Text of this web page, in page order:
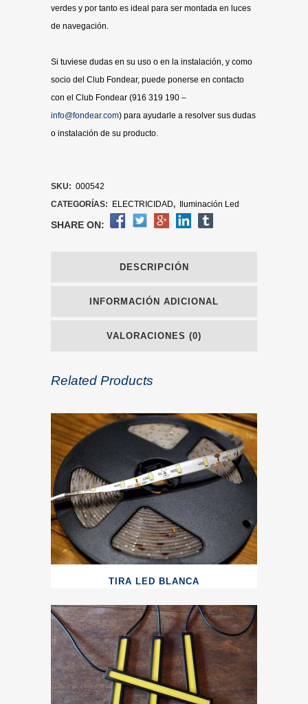
verdes y por tanto es ideal para ser montada en luces
de navegación.
Si tuviese dudas en su uso o en la instalación, y como
socio del Club Fondear, puede ponerse en contacto
con el Club Fondear (916 319 190 –
info@fondear.com) para ayudarle a resolver sus dudas
o instalación de su producto.
SKU: 000542
CATEGORÍAS:
ELECTRICIDAD, Iluminación Led
SHARE ON:
DESCRIPCIÓN
INFORMACIÓN ADICIONAL
VALORACIONES (0)
Related Products
TIRA LED BLANCA